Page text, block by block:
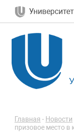
Главная - Новости
призовое место в